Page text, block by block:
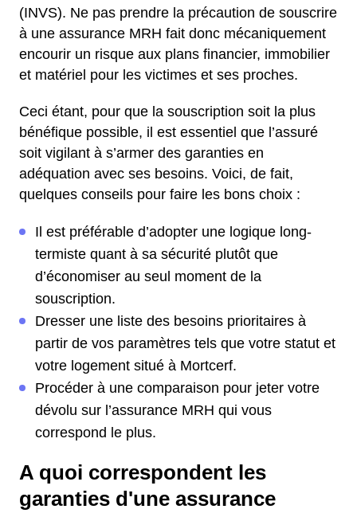
(INVS). Ne pas prendre la précaution de souscrire
à une assurance MRH fait donc mécaniquement
encourir un risque aux plans financier, immobilier
et matériel pour les victimes et ses proches.
Ceci étant, pour que la souscription soit la plus
bénéfique possible, il est essentiel que l’assuré
soit vigilant à s’armer des garanties en
adéquation avec ses besoins. Voici, de fait,
quelques conseils pour faire les bons choix :
Il est préférable d’adopter une logique long-
termiste quant à sa sécurité plutôt que
d’économiser au seul moment de la
souscription.
Dresser une liste des besoins prioritaires à
partir de vos paramètres tels que votre statut et
votre logement situé à Mortcerf.
Procéder à une comparaison pour jeter votre
dévolu sur l’assurance MRH qui vous
correspond le plus.
A quoi correspondent les
garanties d'une assurance